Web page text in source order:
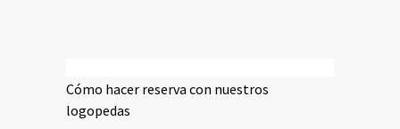
Cómo hacer reserva con nuestros
logopedas